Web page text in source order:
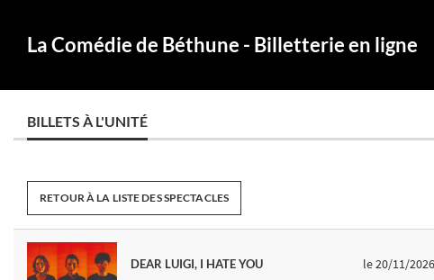
La Comédie de Béthune - Billetterie en ligne
BILLETS À L'UNITÉ
RETOUR À LA LISTE DES SPECTACLES
DEAR LUIGI, I HATE YOU le 20/11/2026